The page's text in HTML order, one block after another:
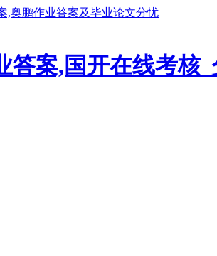
,奥鹏作业答案及毕业论文分忧